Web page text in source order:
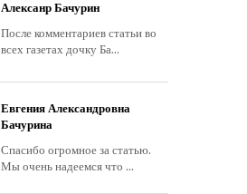
Алексанр Бачурин
После комментариев статьи во
всех газетах дочку Ба...
Евгения Александровна
Бачурина
Спасибо огромное за статью.
Мы очень надеемся что ...